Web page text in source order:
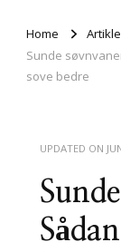
Home
Sunde
sove bedre
UPDATED ON